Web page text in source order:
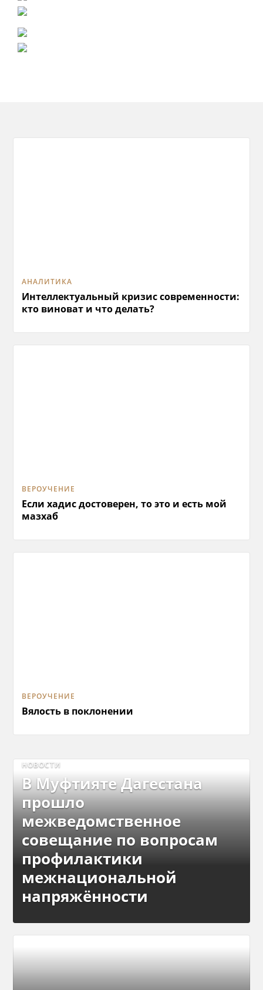
АНАЛИТИКА
Интеллектуальный кризис современности:
кто виноват и что делать?
ВЕРОУЧЕНИЕ
Если хадис достоверен, то это и есть мой
мазхаб
ВЕРОУЧЕНИЕ
Вялость в поклонении
НОВОСТИ
В Муфтияте Дагестана
прошло
межведомственное
совещание по вопросам
профилактики
межнациональной
напряжённости